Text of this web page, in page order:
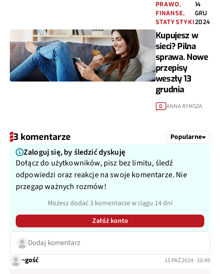
PRAWO,
FINANSE,
STATYSTYKI
14
GRU
2024
Kupujesz w
sieci? Pilna
sprawa. Nowe
przepisy
weszły 13
grudnia
0 ANNA RYMSZA
3 komentarze Popularne
Zaloguj się, by śledzić dyskuję
Dołącz do użytkowników, pisz bez limitu, śledź
odpowiedzi oraz reakcje na swoje komentarze. Nie
przegap ważnych rozmów!
Możesz dodać 3 komentarze w ciągu 14 dni
Załóż konto
Dodaj komentarz
~gość 15 PAŹ 2024 · 20:49